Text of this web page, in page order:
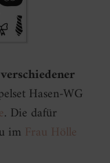
Hasen-WG
. Die dafür
im Frau Hölle